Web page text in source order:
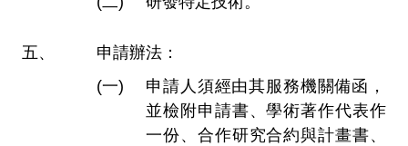
申請辦法：
申請人須經由其服務機關備函，
並檢附申請書、學術著作代表作
一份、合作研究合約與計畫書、